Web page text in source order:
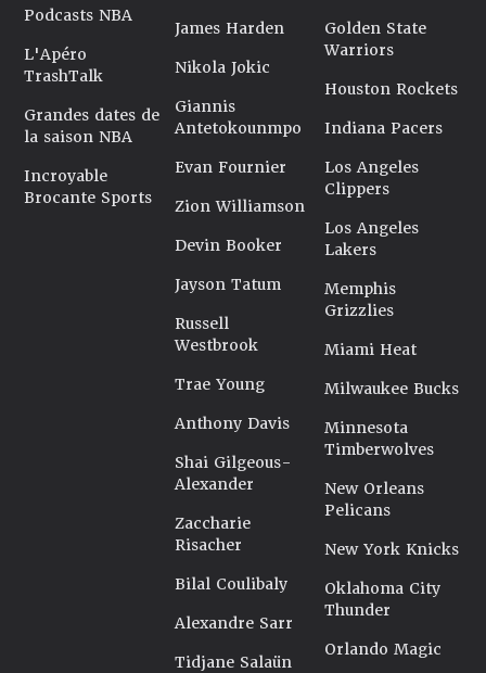
Podcasts NBA
L'Apéro
TrashTalk
Grandes dates de
la saison NBA
Incroyable
Brocante Sports
James Harden
Nikola Jokic
Giannis
Antetokounmpo
Evan Fournier
Zion Williamson
Devin Booker
Jayson Tatum
Russell
Westbrook
Trae Young
Anthony Davis
Shai Gilgeous-
Alexander
Zaccharie
Risacher
Bilal Coulibaly
Alexandre Sarr
Tidjane Salaün
Golden State
Warriors
Houston Rockets
Indiana Pacers
Los Angeles
Clippers
Los Angeles
Lakers
Memphis
Grizzlies
Miami Heat
Milwaukee Bucks
Minnesota
Timberwolves
New Orleans
Pelicans
New York Knicks
Oklahoma City
Thunder
Orlando Magic